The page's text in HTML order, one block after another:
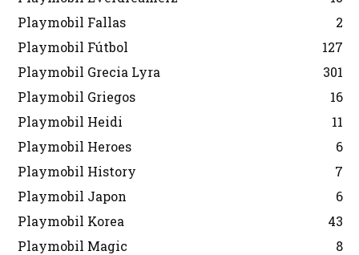
Playmobil Fallas
2
Playmobil Fútbol
127
Playmobil Grecia Lyra
301
Playmobil Griegos
16
Playmobil Heidi
11
Playmobil Heroes
6
Playmobil History
7
Playmobil Japon
6
Playmobil Korea
43
Playmobil Magic
8